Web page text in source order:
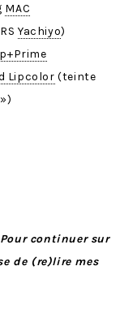
MAC
Yachiyo)
Lipcolor (teinte
continuer sur
de (re)lire mes